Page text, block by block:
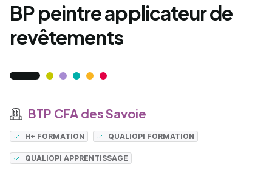
BP peintre applicateur de
revêtements
BTP CFA des Savoie
H+ FORMATION QUALIOPI FORMATION
QUALIOPI APPRENTISSAGE